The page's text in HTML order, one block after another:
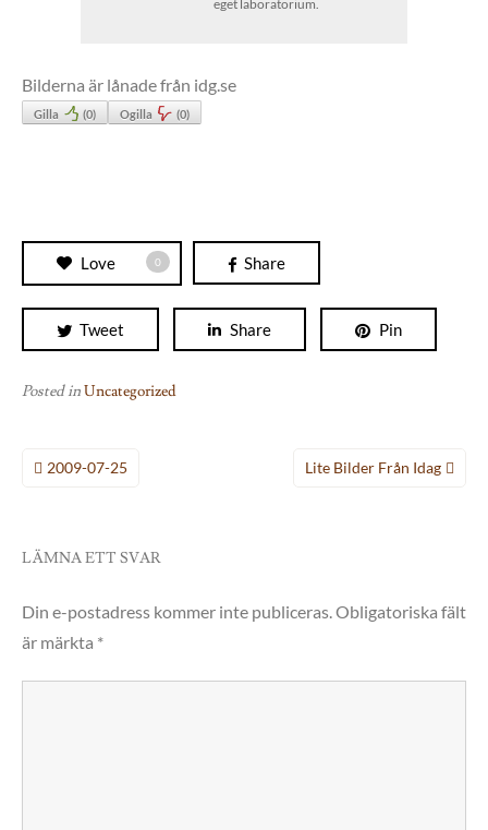
eget laboratorium.
Bilderna är lånade från idg.se
Gilla (0) Ogilla (0)
Love 0 Share
Tweet Share Pin
Posted inUncategorized
Inläggsnavigering
2009-07-25 Lite Bilder Från Idag
LÄMNA ETT SVAR
Din e-postadress kommer inte publiceras.Obligatoriska fält
är märkta *